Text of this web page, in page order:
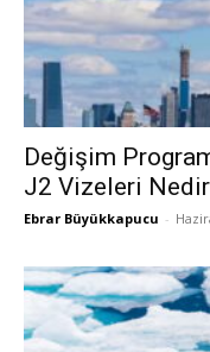
Değişim
J2 Vizeleri
Ebrar Büyükkapucu -